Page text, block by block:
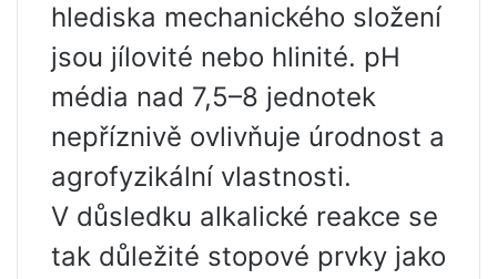
hlediska mechanického složení
jsou jílovité nebo hlinité. pH
média nad 7,5–8 jednotek
nepříznivě ovlivňuje úrodnost a
agrofyzikální vlastnosti.
V důsledku alkalické reakce se
tak důležité stopové prvky jako